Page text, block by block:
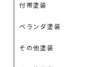
付帯塗装
ベランダ塗装
その他塗装